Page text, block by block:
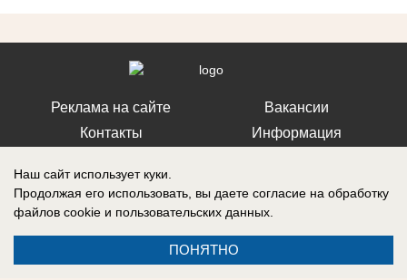
Реклама на сайте
Контакты
Вакансии
Информация
массовых коммуникаций (Роскомнадзор) 12 июля 2019 г.
Наш сайт использует куки.
Продолжая его использовать, вы даете согласие на обработку
файлов cookie и пользовательских данных.
ПОНЯТНО